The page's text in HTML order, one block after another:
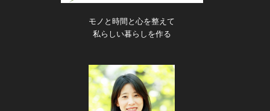
モノと時間と心を整えて
私らしい暮らしを作る